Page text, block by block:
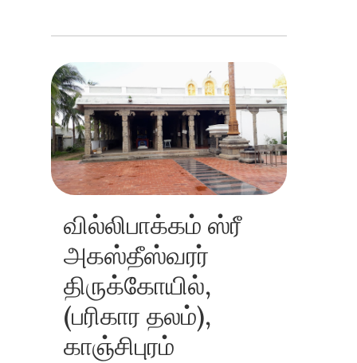
வில்லிபாக்கம் ஸ்ரீ
அகஸ்தீஸ்வரர்
திருக்கோயில்,
(பரிகார தலம்),
காஞ்சிபுரம்